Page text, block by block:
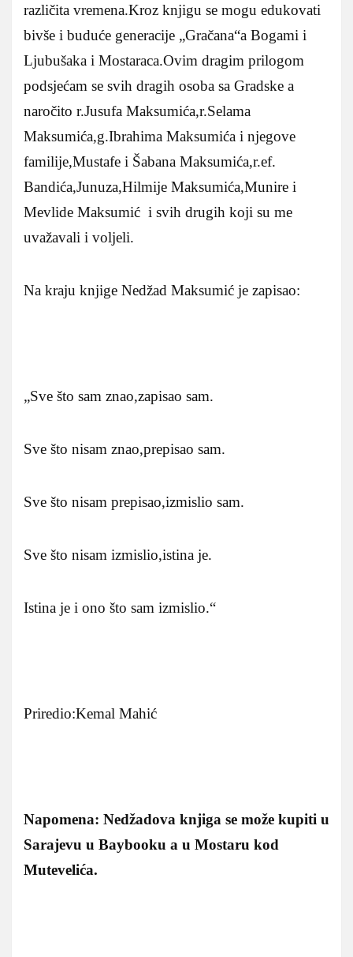
različita vremena.Kroz knjigu se mogu edukovati
bivše i buduće generacije „Gračana“a Bogami i
Ljubušaka i Mostaraca.Ovim dragim prilogom
podsjećam se svih dragih osoba sa Gradske a
naročito r.Jusufa Maksumića,r.Selama
Maksumića,g.Ibrahima Maksumića i njegove
familije,Mustafe i Šabana Maksumića,r.ef.
Bandića,Junuza,Hilmije Maksumića,Munire i
Mevlide Maksumić i svih drugih koji su me
uvažavali i voljeli.
Na kraju knjige Nedžad Maksumić je zapisao:
„Sve što sam znao,zapisao sam.
Sve što nisam znao,prepisao sam.
Sve što nisam prepisao,izmislio sam.
Sve što nisam izmislio,istina je.
Istina je i ono što sam izmislio.“
Priredio:Kemal Mahić
Napomena: Nedžadova knjiga se može kupiti u
Sarajevu u Baybooku a u Mostaru kod
Mutevelića.